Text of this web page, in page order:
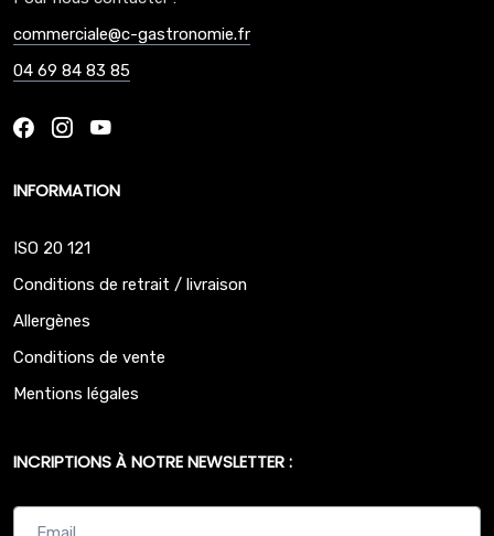
commerciale@c-gastronomie.fr
04 69 84 83 85
INFORMATION
ISO 20 121
Conditions de retrait / livraison
Allergènes
Conditions de vente
Mentions légales
INCRIPTIONS À NOTRE NEWSLETTER :